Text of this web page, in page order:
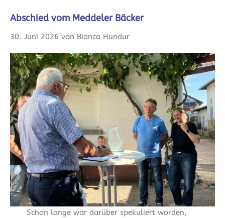
Abschied vom Meddeler Bäcker
30. Juni 2026 von Bianca Hundur
Schon lange war darüber spekuliert worden,